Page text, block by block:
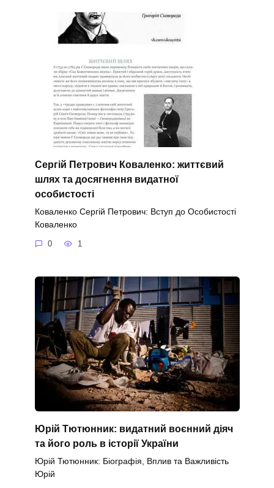
Сергій Петрович Коваленко: життєвий
шлях та досягнення видатної
особистості
Коваленко Сергій Петрович: Вступ до Особистості
Коваленко
0 1
Юрій Тютюнник: видатний воєнний діяч
та його роль в історії України
Юрій Тютюнник: Біографія, Вплив та Важливість
Юрій